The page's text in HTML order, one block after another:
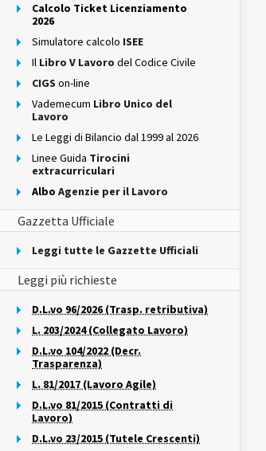
Calcolo Ticket Licenziamento
2026
Simulatore calcolo ISEE
Il Libro V Lavoro del Codice Civile
CIGS on-line
Vademecum Libro Unico del
Lavoro
Le Leggi di Bilancio dal 1999 al 2026
Linee Guida Tirocini
extracurriculari
Albo Agenzie per il Lavoro
Gazzetta Ufficiale
Leggi tutte le Gazzette Ufficiali
Leggi più richieste
D.L.vo 96/2026 (Trasp. retributiva)
L. 203/2024 (Collegato Lavoro)
D.L.vo 104/2022 (Decr.
Trasparenza)
L. 81/2017 (Lavoro Agile)
D.L.vo 81/2015 (Contratti di
Lavoro)
D.L.vo 23/2015 (Tutele Crescenti)